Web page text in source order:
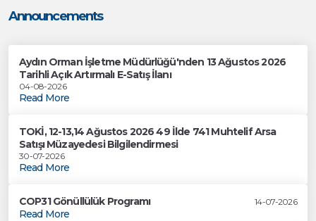
Announcements
Aydın Orman İşletme Müdürlüğü'nden 13 Ağustos 2026
Tarihli Açık Artırmalı E-Satış İlanı
04-08-2026
Read More
TOKİ, 12-13,14 Ağustos 2026 49 İlde 741 Muhtelif Arsa
Satışı Müzayedesi Bilgilendirmesi
30-07-2026
Read More
COP31 Gönüllülük Programı 14-07-2026
Read More